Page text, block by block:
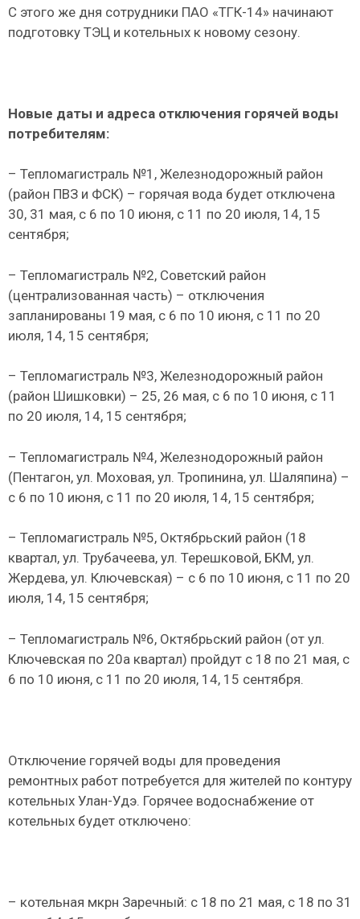
С этого же дня сотрудники ПАО «ТГК-14» начинают
подготовку ТЭЦ и котельных к новому сезону.
Новые даты и адреса отключения горячей воды
потребителям:
– Тепломагистраль №1, Железнодорожный район
(район ПВЗ и ФСК) – горячая вода будет отключена
30, 31 мая, с 6 по 10 июня, с 11 по 20 июля, 14, 15
сентября;
– Тепломагистраль №2, Советский район
(централизованная часть) – отключения
запланированы 19 мая, с 6 по 10 июня, с 11 по 20
июля, 14, 15 сентября;
– Тепломагистраль №3, Железнодорожный район
(район Шишковки) – 25, 26 мая, с 6 по 10 июня, с 11
по 20 июля, 14, 15 сентября;
– Тепломагистраль №4, Железнодорожный район
(Пентагон, ул. Моховая, ул. Тропинина, ул. Шаляпина) –
с 6 по 10 июня, с 11 по 20 июля, 14, 15 сентября;
– Тепломагистраль №5, Октябрьский район (18
квартал, ул. Трубачеева, ул. Терешковой, БКМ, ул.
Жердева, ул. Ключевская) – с 6 по 10 июня, с 11 по 20
июля, 14, 15 сентября;
– Тепломагистраль №6, Октябрьский район (от ул.
Ключевская по 20а квартал) пройдут с 18 по 21 мая, с
6 по 10 июня, с 11 по 20 июля, 14, 15 сентября.
Отключение горячей воды для проведения
ремонтных работ потребуется для жителей по контуру
котельных Улан-Удэ. Горячее водоснабжение от
котельных будет отключено:
– котельная мкрн Заречный: с 18 по 21 мая, с 18 по 31